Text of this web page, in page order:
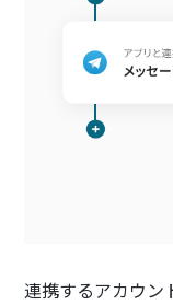
連携するアカウン